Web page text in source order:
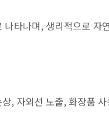
나타나며, 생리적으로 자
, 자외선 노출, 화장품